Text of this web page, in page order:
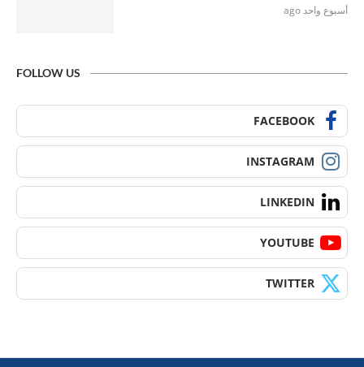
أسبوع واحد ago
FOLLOW US
FACEBOOK
INSTAGRAM
LINKEDIN
YOUTUBE
TWITTER